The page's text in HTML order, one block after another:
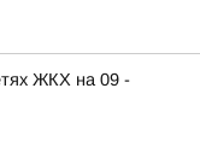
ЖКХ на 09 -